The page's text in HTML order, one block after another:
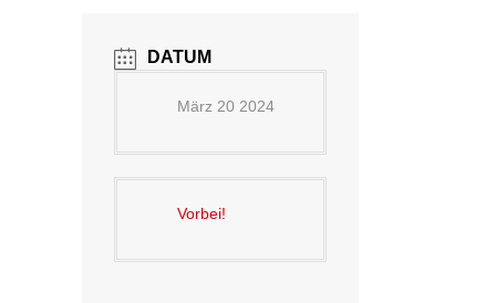
DATUM
März 20 2024
Vorbei!